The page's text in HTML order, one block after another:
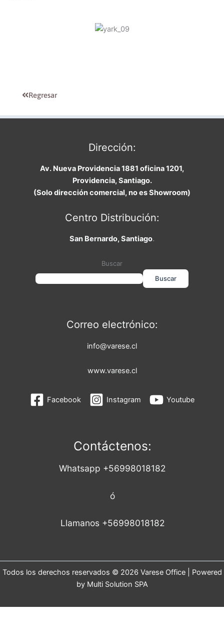
Regresar
Dirección:
Av. Nueva Providencia 1881 oficina 1201,
Providencia, Santiago.
(Solo dirección comercial, no es Showroom)
Centro Distribución:
San Bernardo, Santiago.
Buscar
Buscar
Correo electrónico:
info@varese.cl
www.varese.cl
Facebook Instagram Youtube
Contáctenos:
Whatsapp +56998018182
ó
Llamanos +56998018182
Todos los derechos reservados © 2026 Varese Office | Powered
by Multi Solution SPA